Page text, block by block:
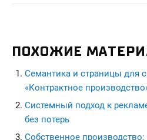
ПОХОЖИЕ
Семантика и страницы для
«Контрактное
Системный подход к
без потерь
Собственное